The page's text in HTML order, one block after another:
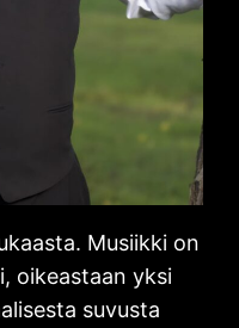
Musiikki on
oikeastaan yksi
suvusta